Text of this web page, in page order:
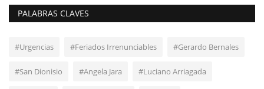
PALABRAS CLAVES
#Urgencias #Feriados Irrenunciables #Gerardo Bernales
#San Dionisio #Angela Jara #Luciano Arriagada